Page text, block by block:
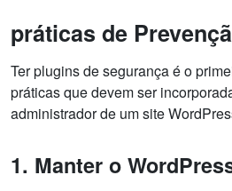
práticas de
Ter plugins de segurança é o
práticas que devem ser
administrador de um site
1. Manter o